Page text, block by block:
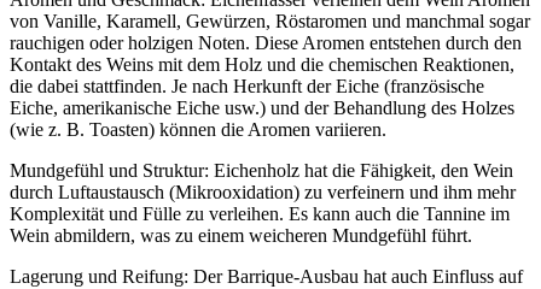
von Vanille, Karamell, Gewürzen, Röstaromen und manchmal sogar
rauchigen oder holzigen Noten. Diese Aromen entstehen durch den
Kontakt des Weins mit dem Holz und die chemischen Reaktionen,
die dabei stattfinden. Je nach Herkunft der Eiche (französische
Eiche, amerikanische Eiche usw.) und der Behandlung des Holzes
(wie z. B. Toasten) können die Aromen variieren.
Mundgefühl und Struktur: Eichenholz hat die Fähigkeit, den Wein
durch Luftaustausch (Mikrooxidation) zu verfeinern und ihm mehr
Komplexität und Fülle zu verleihen. Es kann auch die Tannine im
Wein abmildern, was zu einem weicheren Mundgefühl führt.
Lagerung und Reifung: Der Barrique-Ausbau hat auch Einfluss auf